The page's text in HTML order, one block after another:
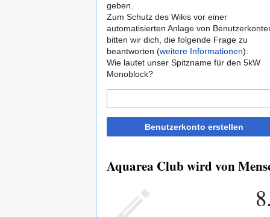
geben.
Zum Schutz des Wikis vor einer
automatisierten Anlage von
bitten wir dich, die folgende Frage zu
beantworten (weitere Informationen):
Wie lautet unser Spitzname für den 5kW
Monoblock?
Benutzerkonto erstellen
Aquarea Club wird von